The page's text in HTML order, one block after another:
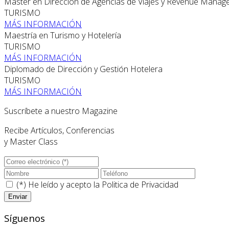
TURISMO
MÁS INFORMACIÓN
Maestría en Turismo y Hotelería
TURISMO
MÁS INFORMACIÓN
Diplomado de Dirección y Gestión Hotelera
TURISMO
MÁS INFORMACIÓN
Suscríbete a nuestro Magazine
Recibe Artículos, Conferencias
y Master Class
(*) He leído y acepto la Politica de Privacidad
Síguenos